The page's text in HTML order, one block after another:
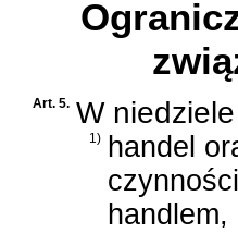
Art. 5. W
1)
handel
handlem,